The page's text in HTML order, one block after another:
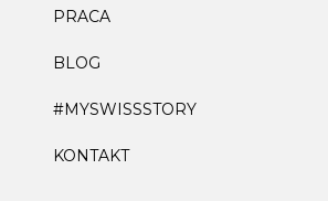
PRACA
BLOG
#MYSWISSSTORY
KONTAKT